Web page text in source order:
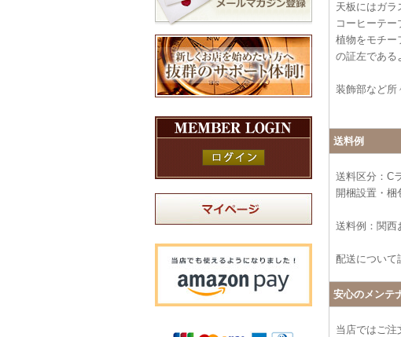
天板にはガラ
コーヒーテ
植物をモチー
の証左である
装飾部など所
送料例
送料区分：C
開梱設置・梱
送料例：関西
配送について
安心のメンテ
当店ではご注